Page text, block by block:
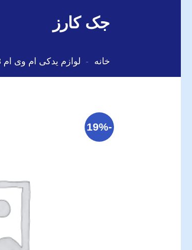
جک کارز
خانه - لوازم یدکی ام وی ام X33
-19%